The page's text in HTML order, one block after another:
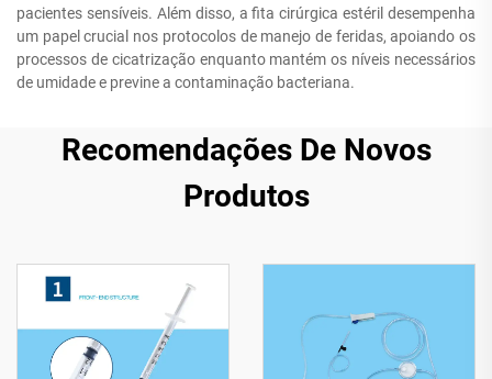
pacientes sensíveis. Além disso, a fita cirúrgica estéril desempenha
um papel crucial nos protocolos de manejo de feridas, apoiando os
processos de cicatrização enquanto mantém os níveis necessários
de umidade e previne a contaminação bacteriana.
Recomendações De Novos
Produtos